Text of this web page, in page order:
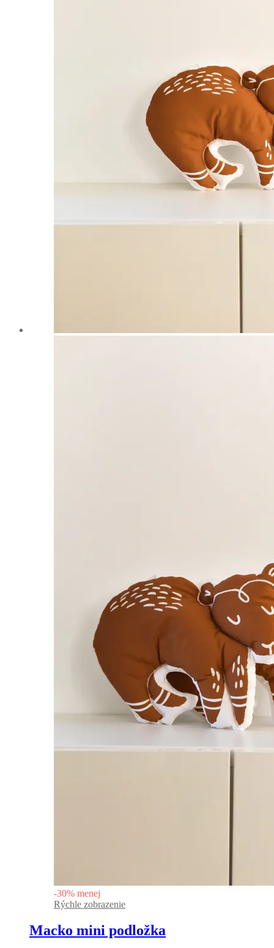
-30% menej
Rýchle zobrazenie
Macko mini podložka